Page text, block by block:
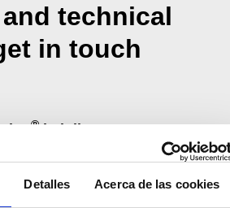
Detalles Acerca de las cookies
technical
in touch
®helpline